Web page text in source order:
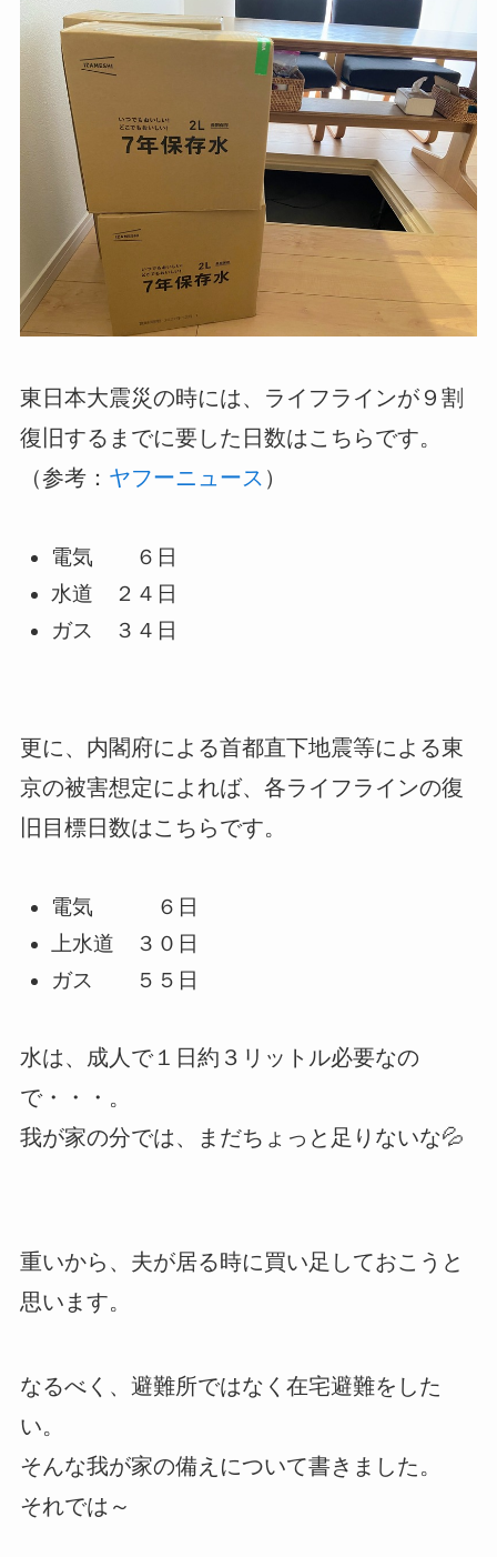
東日本大震災の時には、ライフラインが９割
復旧するまでに要した日数はこちらです。
（参考： ヤフーニュース ）
電気 ６日
水道 ２４日
ガス ３４日
更に、内閣府による首都直下地震等による東
京の被害想定によれば、各ライフラインの復
旧目標日数はこちらです。
電気 ６日
上水道 ３０日
ガス ５５日
水は、成人で１日約３リットル必要なの
で・・・。
我が家の分では、まだちょっと足りないな💦
重いから、夫が居る時に買い足しておこうと
思います。
なるべく、避難所ではなく在宅避難をした
い。
そんな我が家の備えについて書きました。
それでは～